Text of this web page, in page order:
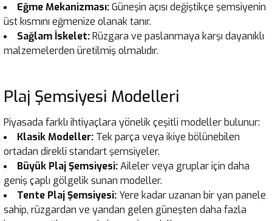
Eğme Mekanizması:Güneşin açısı değiştikçe şemsiyenin
üst kısmını eğmenize olanak tanır.
Sağlam İskelet:Rüzgara ve paslanmaya karşı dayanıklı
malzemelerden üretilmiş olmalıdır.
Plaj Şemsiyesi Modelleri
Piyasada farklı ihtiyaçlara yönelik çeşitli modeller bulunur:
Klasik Modeller: Tek parça veya ikiye bölünebilen
ortadan direkli standart şemsiyeler.
Büyük Plaj Şemsiyesi:Aileler veya gruplar için daha
geniş çaplı gölgelik sunan modeller.
Tente Plaj Şemsiyesi: Yere kadar uzanan bir yan panele
sahip, rüzgardan ve yandan gelen güneşten daha fazla